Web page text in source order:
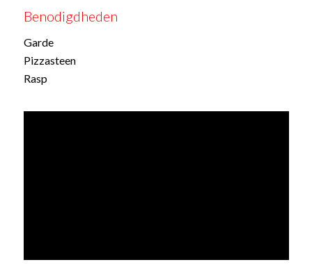
Benodigdheden
Garde
Pizzasteen
Rasp